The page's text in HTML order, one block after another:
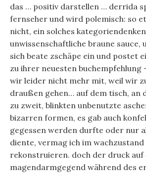
das … positiv darstellen … derrida
fernseher und wird polemisch: so
nicht, ein solches
unwissenschaftliche braune sauce,
sich beate zschäpe ein und postet
zu ihrer neuesten buchempfehlung
wir leider nicht mehr mit, weil wir
draußen gehen… auf dem tisch, an
zu zweit, blinkten unbenutzte
bizarren formen, es gab auch
gegessen werden durfte oder nur
diente, vermag ich im
rekonstruieren. doch der druck auf
magendarmgegend während des